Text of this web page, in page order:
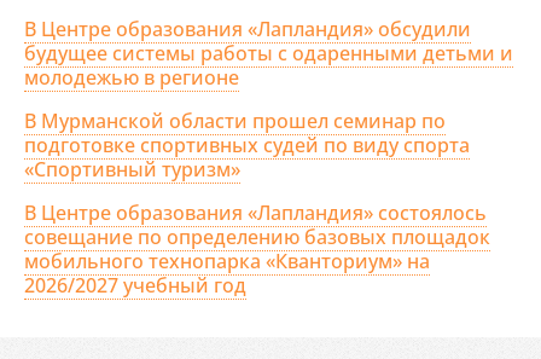
В Центре образования «Лапландия» обсудили
будущее системы работы с одаренными детьми и
молодежью в регионе
В Мурманской области прошел семинар по
подготовке спортивных судей по виду спорта
«Спортивный туризм»
В Центре образования «Лапландия» состоялось
совещание по определению базовых площадок
мобильного технопарка «Кванториум» на
2026/2027 учебный год